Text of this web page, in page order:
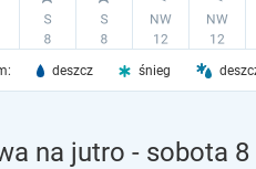
deszcz śnieg
na jutro - sobota